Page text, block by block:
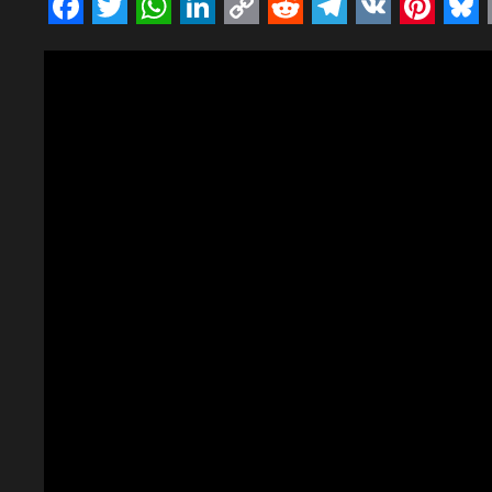
Facebook
Twitter
WhatsApp
LinkedIn
CopyReddit
Telegram
VK